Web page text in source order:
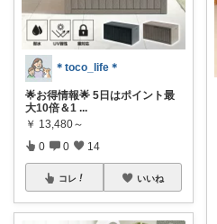
＊toco_life＊
🌟お得情報🌟 5日はポイント最
大10倍＆1 ...
￥ 13,480～
0 0 14
コレ いいね